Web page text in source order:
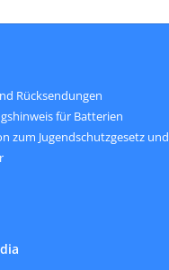
Rücksendungen
für Batterien
zum Jugendschutzgesetz und